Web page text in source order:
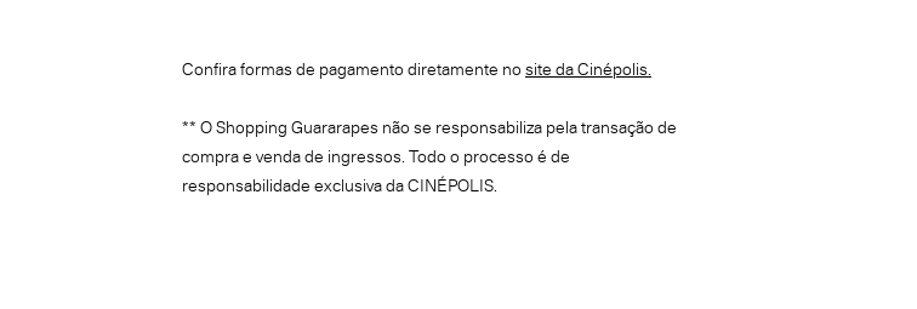
Confira formas de pagamento diretamente no site da Cinépolis.
** O Shopping Guararapes não se responsabiliza pela transação de
compra e venda de ingressos. Todo o processo é de
responsabilidade exclusiva da CINÉPOLIS.